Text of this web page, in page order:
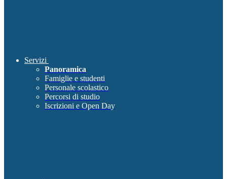
Servizi
Panoramica
Famiglie e studenti
Personale scolastico
Percorsi di studio
Iscrizioni e Open Day